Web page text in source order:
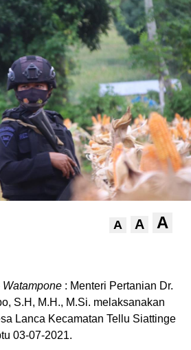
A A A
Watampone : Menteri Pertanian Dr.
S.H, M.H., M.Si. melaksanakan
Lanca Kecamatan Tellu Siattinge
03-07-2021.